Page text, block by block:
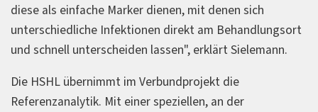
diese als einfache Marker dienen, mit denen sich
unterschiedliche Infektionen direkt am Behandlungsort
und schnell unterscheiden lassen", erklärt Sielemann.
Die HSHL übernimmt im Verbundprojekt die
Referenzanalytik. Mit einer speziellen, an der